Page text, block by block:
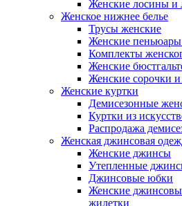
Женские лосины и
Женское нижнее белье
Трусы женские
Женские
Комплекты
Женские
Женские сорочки
Женские куртки
Демисезонные
Куртки из
Распродажа
Женская джинсовая
Женские джинсы
Утепленные
Джинсовые юбки
Женские
жилетки